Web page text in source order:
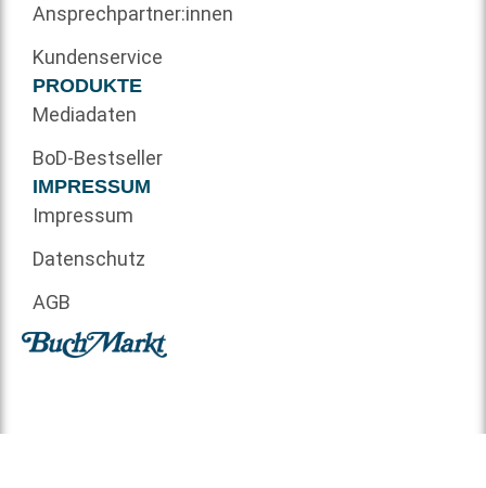
Ansprechpartner:innen
Kundenservice
PRODUKTE
Mediadaten
BoD-Bestseller
IMPRESSUM
Impressum
Datenschutz
AGB